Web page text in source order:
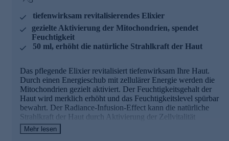
Cell Aging
Intelligente Energieverteilung aus der mittleren
Hautschicht in sämtlichen Zellebenen
Kann das Hautgerüst von innen heraus aufbauen, durch
Anregung der Kollagensynthese
TAURIN BOOSTER
Marines Taurin aus der Jania Rubens Rotalge, welches
wie ein Fibroblasten-Bodybuilder wirkt
Spendet spürbar Feuchtigkeit und kann
tiefenwirksam revitalisierendes Elixier
gezielte Aktivierung der Mitochondrien, spendet
Feuchtigkeit
50 ml, erhöht die natürliche Strahlkraft der Haut
Das pflegende Elixier revitalisiert tiefenwirksam Ihre Haut.
Durch einen Energieschub mit zellulärer Energie werden die
Mitochondrien gezielt aktiviert. Der Feuchtigkeitsgehalt der
Haut wird merklich erhöht und das Feuchtigkeitslevel spürbar
bewahrt. Der Radiance-Infusion-Effect kann die natürliche
Strahlkraft der Haut durch Aktivierung der Zellvitalität
entfalten.
Mehr lesen